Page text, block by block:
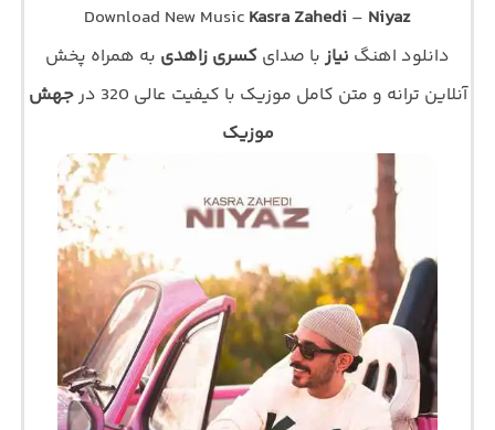
Download New Music Kasra Zahedi – Niyaz
دانلود اهنگ نیاز با صدای کسری زاهدی به همراه پخش
آنلاین ترانه و متن کامل موزیک با کیفیت عالی 320 در
جهش
موزیک